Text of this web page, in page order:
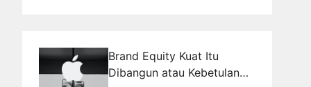
Brand Equity Kuat Itu
Dibangun atau Kebetulan